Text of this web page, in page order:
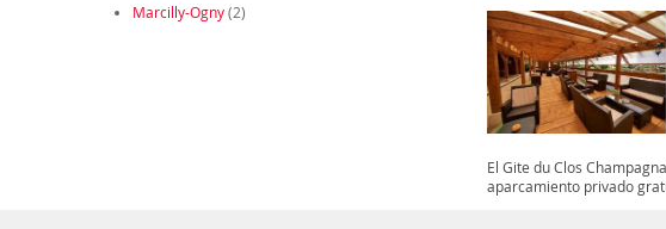
Marcilly-Ogny(2)
El Gite du Clos
aparcamiento privado